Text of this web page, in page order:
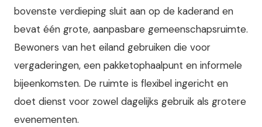
bovenste verdieping sluit aan op de kaderand en
bevat één grote, aanpasbare gemeenschapsruimte.
Bewoners van het eiland gebruiken die voor
vergaderingen, een pakketophaalpunt en informele
bijeenkomsten. De ruimte is flexibel ingericht en
doet dienst voor zowel dagelijks gebruik als grotere
evenementen.